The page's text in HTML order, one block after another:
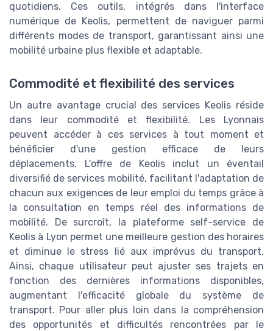
quotidiens. Ces outils, intégrés dans l'interface
numérique de Keolis, permettent de naviguer parmi
différents modes de transport, garantissant ainsi une
mobilité urbaine plus flexible et adaptable.
Commodité et flexibilité des services
Un autre avantage crucial des services Keolis réside
dans leur commodité et flexibilité. Les Lyonnais
peuvent accéder à ces services à tout moment et
bénéficier d'une gestion efficace de leurs
déplacements. L'offre de Keolis inclut un éventail
diversifié de services mobilité, facilitant l'adaptation de
chacun aux exigences de leur emploi du temps grâce à
la consultation en temps réel des informations de
mobilité. De surcroît, la plateforme self-service de
Keolis à Lyon permet une meilleure gestion des horaires
et diminue le stress lié aux imprévus du transport.
Ainsi, chaque utilisateur peut ajuster ses trajets en
fonction des dernières informations disponibles,
augmentant l'efficacité globale du système de
transport. Pour aller plus loin dans la compréhension
des opportunités et difficultés rencontrées par le